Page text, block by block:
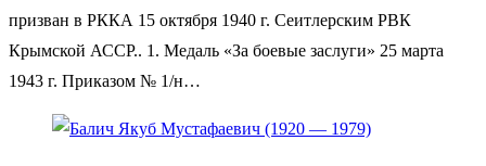
призван в РККА 15 октября 1940 г. Сеитлерским РВК
Крымской АССР.. 1. Медаль «За боевые заслуги» 25 марта
1943 г. Приказом № 1/н…